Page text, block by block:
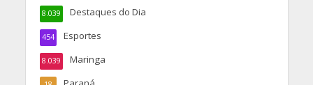
Destaques do Dia
8.039
Esportes
454
Maringa
8.039